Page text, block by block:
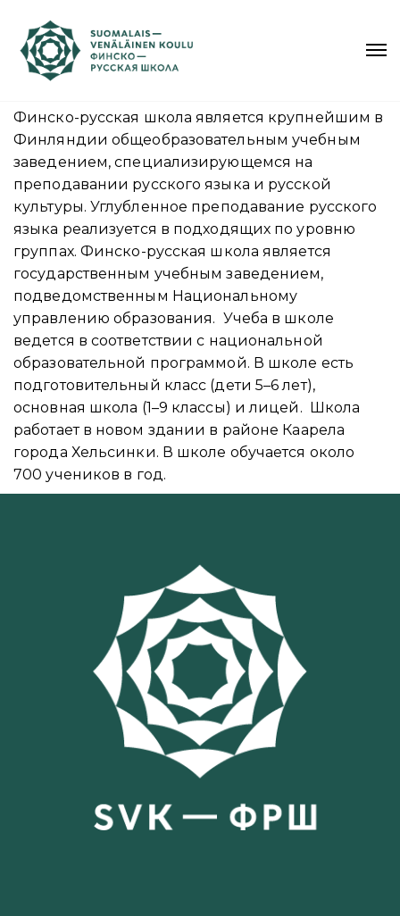
Финско-русская школа является крупнейшим в
Финляндии общеобразовательным учебным
заведением, специализирующемся на
преподавании русского языка и русской
культуры. Углубленное преподавание русского
языка реализуется в подходящих по уровню
группах. Финско-русская школа является
государственным учебным заведением,
подведомственным Национальному
управлению образования. Учеба в школе
ведется в соответствии с национальной
образовательной программой. В школе есть
подготовительный класс (дети 5–6 лет),
основная школа (1–9 классы) и лицей. Школа
работает в новом здании в районе Каарела
города Хельсинки. В школе обучается около
700 учеников в год.